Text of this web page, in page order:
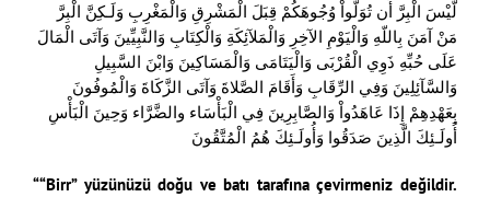
لَّيْسَ الْبِرَّ أَن تُوَلُّواْ وُجُوهَكُمْ قِبَلَ الْمَشْرِقِ وَالْمَغْرِبِ وَلَـكِنَّ الْبِرَّ
مَنْ آمَنَ بِاللّهِ وَالْيَوْمِ الآخِرِ وَالْمَلآئِكَةِ وَالْكِتَابِ وَالنَّبِيِّينَ وَآتَى الْمَالَ
عَلَى حُبِّهِ ذَوِي الْقُرْبَى وَالْيَتَامَى وَالْمَسَاكِينَ وَابْنَ السَّبِيلِ
وَالسَّآئِلِينَ وَفِي الرِّقَابِ وَأَقَامَ الصَّلاةَ وَآتَى الزَّكَاةَ وَالْمُوفُونَ
بِعَهْدِهِمْ إِذَا عَاهَدُواْ وَالصَّابِرِينَ فِي الْبَأْسَاء والضَّرَّاء وَحِينَ الْبَأْسِ
أُولَـئِكَ الَّذِينَ صَدَقُوا وَأُولَـئِكَ هُمُ الْمُتَّقُونَ
““Birr” yüzünüzü doğu ve batı tarafına çevirmeniz değildir.